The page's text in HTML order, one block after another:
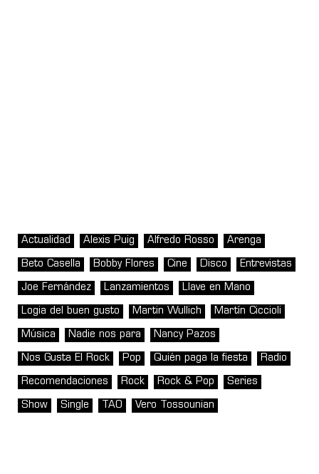
Actualidad Alexis Puig Alfredo Rosso Arenga
Beto Casella Bobby Flores Cine Disco Entrevistas
Joe Fernández Lanzamientos Llave en Mano
Logia del buen gusto Martin Wullich Martín Ciccioli
Música Nadie nos para Nancy Pazos
Nos Gusta El Rock Pop Quién paga la fiesta Radio
Recomendaciones Rock Rock & Pop Series
Show Single TAO Vero Tossounian